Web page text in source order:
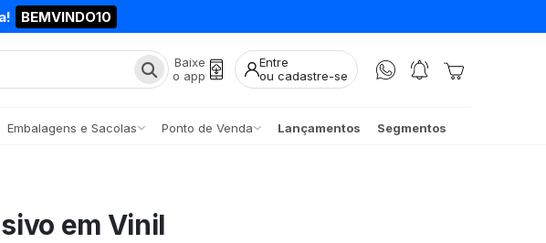
BEMVINDO10
Baixe
o app
Entre
ou cadastre-se
Embalagens e Sacolas Ponto de Venda Lançamentos Segmentos
em Vinil